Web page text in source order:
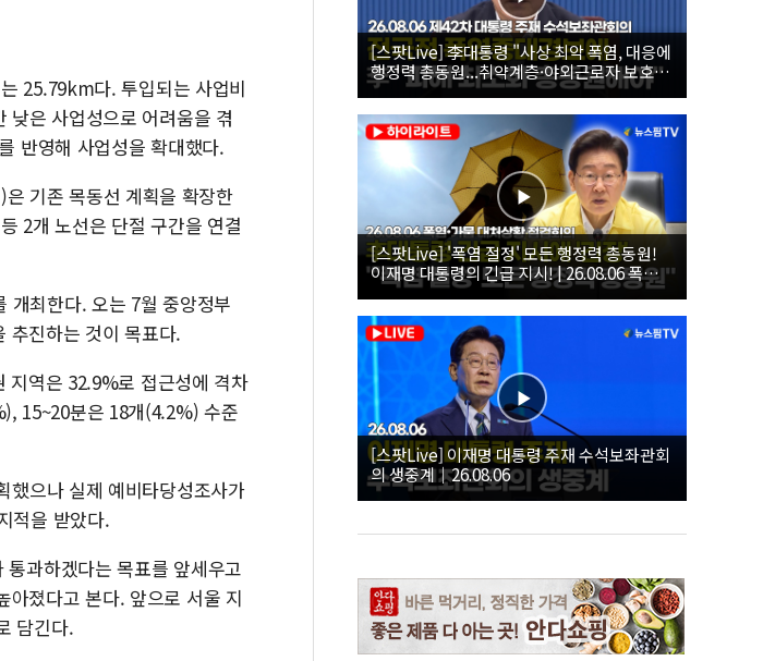
25.79km다. 투입되는 사업비
낮은 사업성으로 어려움을 겪
반영해 사업성을 확대했다.
기존 목동선 계획을 확장한
2개 노선은 단절 구간을 연결
개최한다. 오는 7월 중앙정부
추진하는 것이 목표다.
지역은 32.9%로 접근성에 격차
15~20분은 18개(4.2%) 수준
했으나 실제 예비타당성조사가
적을 받았다.
과하겠다는 목표를 앞세우고
아졌다고 본다. 앞으로 서울 지
담긴다.
[스팟Live] 李대통령 "사상 최악 폭염, 대응에
행정력 총동원...취약계층·야외근로자 보호에
힘써야"｜26.08.06 제42차 대통령 주재 수석
보좌관회의
[스팟Live] '폭염 절정' 모든 행정력 총동원!
이재명 대통령의 긴급 지시! | 26.08.06 폭염•
가뭄 대처상황 점검회의
[스팟Live] 이재명 대통령 주재 수석보좌관회
의 생중계｜26.08.06